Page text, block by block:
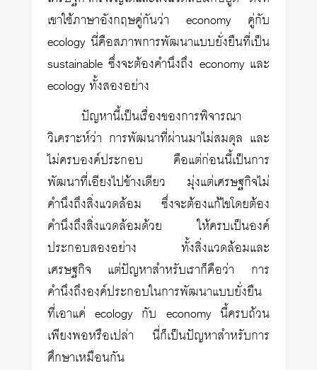
เขาใช้ภาษาอังกฤษคู่กันว่า economy คู่กับ
ecology นี่คือสภาพการพัฒนาแบบยั่งยืนที่เป็น
sustainable ซึ่งจะต้องคำนึงถึง economy และ
ecology ทั้งสองอย่าง
ปัญหานี้เป็นเรื่องของการพิจารณา
วิเคราะห์ว่า การพัฒนาที่ผ่านมาไม่สมดุล และ
ไม่ครบองค์ประกอบ คือแต่ก่อนนี้เป็นการ
พัฒนาที่เอียงไปข้างเดียว มุ่งแต่เศรษฐกิจไม่
คำนึงถึงสิ่งแวดล้อม ซึ่งจะต้องแก้ไขโดยต้อง
คำนึงถึงสิ่งแวดล้อมด้วย ให้ครบเป็นองค์
ประกอบสองอย่าง ทั้งสิ่งแวดล้อมและ
เศรษฐกิจ แต่ปัญหาสำหรับเราก็คือว่า การ
คำนึงถึงองค์ประกอบในการพัฒนาแบบยั่งยืน
ที่เอาแค่ ecology กับ economy นี้ครบถ้วน
เพียงพอหรือเปล่า นี่ก็เป็นปัญหาสำหรับการ
ศึกษาเหมือนกัน